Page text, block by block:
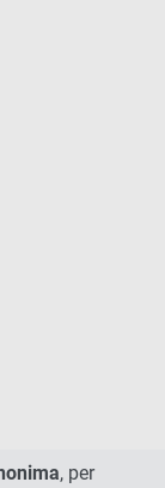
, per